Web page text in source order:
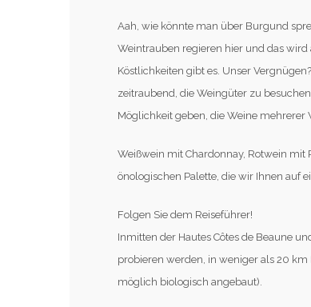
Aah, wie könnte man über Burgund
Weintrauben regieren hier und das
Köstlichkeiten gibt es. Unser
zeitraubend, die Weingüter zu
Möglichkeit geben, die Weine mehrerer
Weißwein mit Chardonnay, Rotwein mit
önologischen Palette, die wir Ihnen auf
Folgen Sie dem Reiseführer!
Inmitten der Hautes Côtes de Beaune
probieren werden, in weniger als 20
möglich biologisch angebaut).